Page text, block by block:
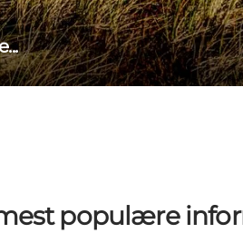
populære